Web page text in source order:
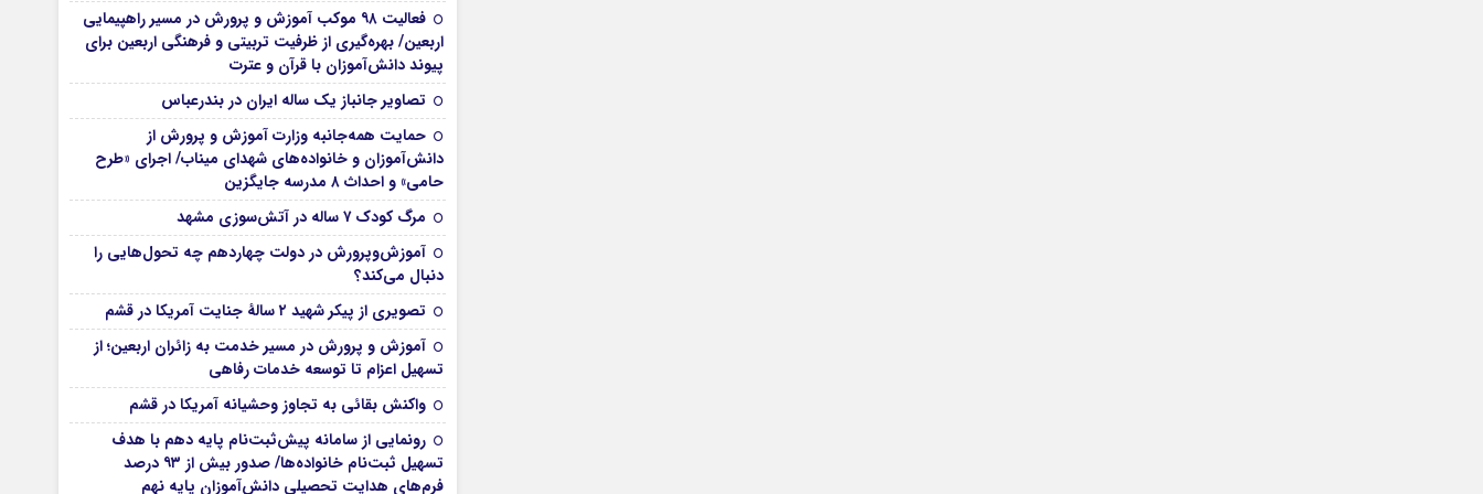
فعالیت ۹۸ موکب آموزش و پرورش در مسیر راهپیمایی
اربعین/ بهره‌گیری از ظرفیت تربیتی و فرهنگی اربعین برای
پیوند دانش‌آموزان با قرآن و عترت
تصاویر جانباز یک ساله ایران در بندرعباس
حمایت همه‌جانبه وزارت آموزش و پرورش از
دانش‌آموزان و خانواده‌های شهدای میناب/ اجرای «طرح
حامی» و احداث ۸ مدرسه جایگزین
مرگ کودک ۷ ساله در آتش‌سوزی مشهد
آموزش‌وپرورش در دولت چهاردهم چه تحول‌هایی را
دنبال می‌کند؟
تصویری از پیکر شهید ۲ سالۀ جنایت آمریکا در قشم
آموزش و پرورش در مسیر خدمت به زائران اربعین؛ از
تسهیل اعزام تا توسعه خدمات رفاهی
واکنش بقائی به تجاوز وحشیانه آمریکا در قشم
رونمایی از سامانه پیش‌ثبت‌نام پایه دهم با هدف
تسهیل ثبت‌نام خانواده‌ها/ صدور بیش از ۹۳ درصد
فرم‌های هدایت تحصیلی دانش‌آموزان پایه نهم